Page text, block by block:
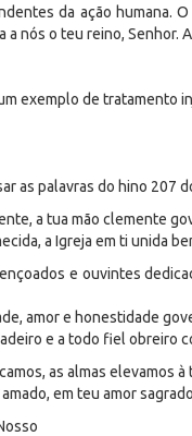
da ação humana.
a nós o teu reino, Senhor.
exemplo de tratamento
as palavras do hino 207
a tua mão clemente
a Igreja em ti unida
e ouvintes
amor e honestidade
e a todo fiel obreiro
as almas elevamos à
em teu amor